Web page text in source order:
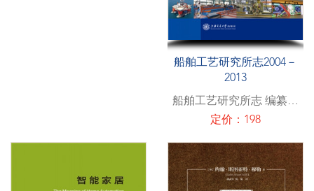
船舶工艺研究所志2004－
2013
船舶工艺研究所志 编纂委
员会
定价：198